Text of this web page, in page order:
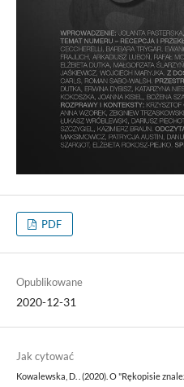
PDF
Opublikowane
2020-12-31
Jak cytować
Kowalewska, D. . (2020). O "Rękopisie